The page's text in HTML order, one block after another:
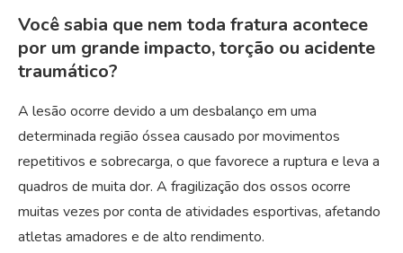
Você sabia que nem toda fratura acontece
por um grande impacto, torção ou acidente
traumático?
A lesão ocorre devido a um desbalanço em uma
determinada região óssea causado por movimentos
repetitivos e sobrecarga, o que favorece a ruptura e leva a
quadros de muita dor. A fragilização dos ossos ocorre
muitas vezes por conta de atividades esportivas, afetando
atletas amadores e de alto rendimento.